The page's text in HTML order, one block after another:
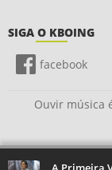
SIGA O KBOING
facebook
Ouvir música